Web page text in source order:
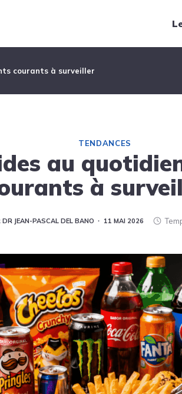
courants à surveiller
TENDANCES
au
à
DR JEAN-PASCAL DEL BANO 11 MAI 2026